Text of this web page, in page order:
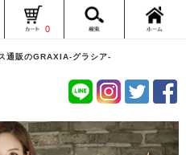
通販のGRAXIA-グラシア-
0